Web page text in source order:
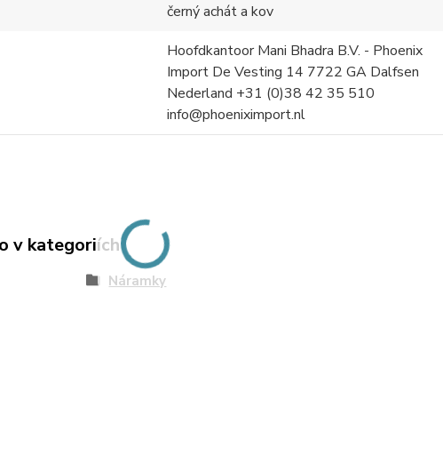
černý achát a kov
Hoofdkantoor Mani Bhadra B.V. - Phoenix
Import De Vesting 14 7722 GA Dalfsen
Nederland +31 (0)38 42 35 510
info@phoeniximport.nl
v kategoriích
Náramky